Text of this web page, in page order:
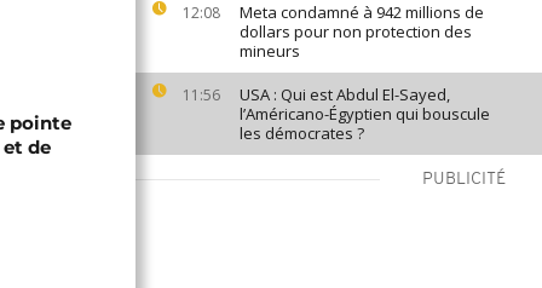
12:08
Meta condamné à 942 millions de
dollars pour non protection des
mineurs
11:56
USA : Qui est Abdul El-Sayed,
l’Américano-Égyptien qui bouscule
les démocrates ?
PUBLICITÉ
pointe
de